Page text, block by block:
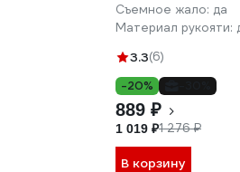
Съемное жало: да
Материал рукояти:
3.3(6)
-20%
889 ₽
1 019 ₽1 276 ₽
В корзину